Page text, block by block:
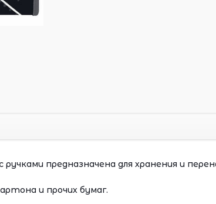
предназначена для хранения и
и прочих бумаг.